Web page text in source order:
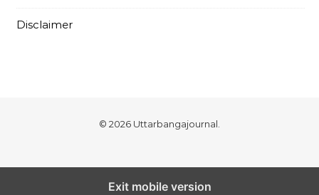
Disclaimer
© 2026 Uttarbangajournal.
Exit mobile version